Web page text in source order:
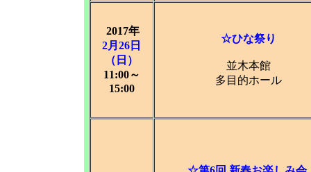
2017年
2月26日
（日）
11:00～
15:00
☆ひな祭り
並木本館
多目的ホール